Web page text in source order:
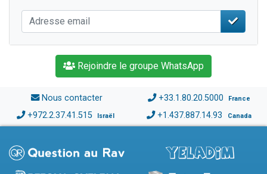
Rejoindre le groupe WhatsApp
Nous contacter +33.1.80.20.5000 France
+972.2.37.41.515 Israël +1.437.887.14.93 Canada